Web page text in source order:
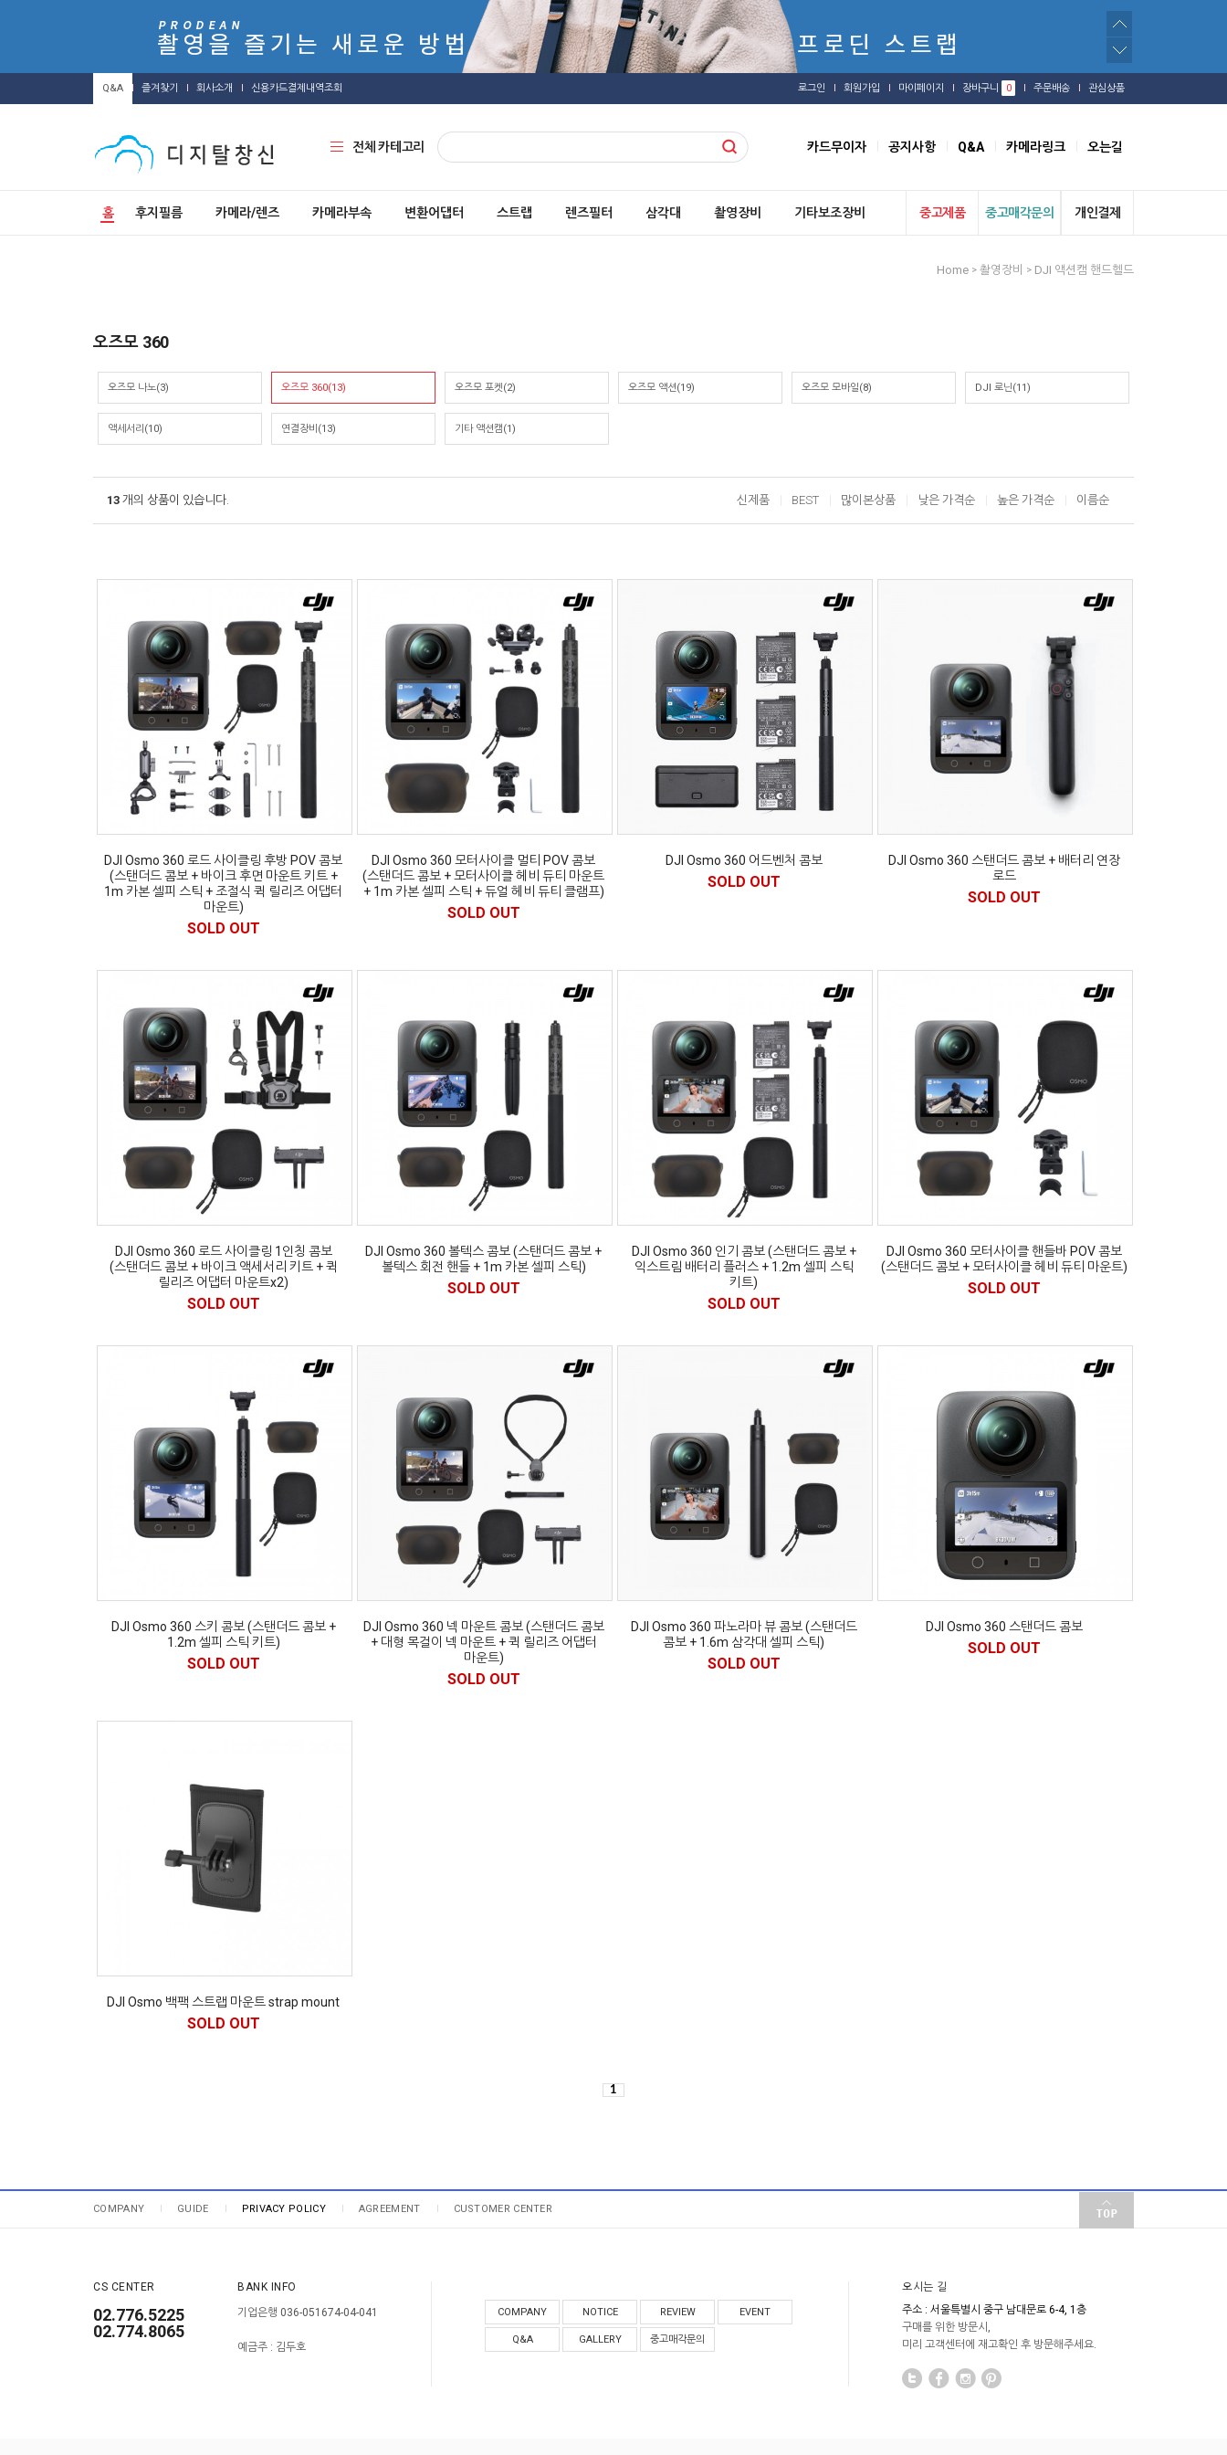
Q&A 즐겨찾기 회사소개 신용카드결제내역조회 로그인 회원가입 마이페이지 장바구니 0 주문배송 관심상품
전체 카테고리 카드무이자 공지사항 Q&A 카메라링크 오는길
홈 후지필름 카메라/렌즈 카메라부속 변환어댑터 스트랩 렌즈필터 삼각대 촬영장비 기타보조장비 중고제품 중고매각문의 개인결제
Home > 촬영장비 > DJI 액션캠 핸드헬드
오즈모 360
오즈모 나노(3) 오즈모 360(13) 오즈모 포켓(2) 오즈모 액션(19) 오즈모 모바일(8) DJI 로닌(11)
액세서리(10) 연결장비(13) 기타 액션캠(1)
13 개의 상품이 있습니다. 신제품 BEST 많이본상품 낮은 가격순 높은 가격순 이름순
DJI Osmo 360 로드 사이클링 후방 POV 콤보
(스탠더드 콤보 + 바이크 후면 마운트 키트 +
1m 카본 셀피 스틱 + 조절식 퀵 릴리즈 어댑터
마운트)
SOLD OUT
DJI Osmo 360 모터사이클 멀티 POV 콤보
(스탠더드 콤보 + 모터사이클 헤비 듀티 마운트
+ 1m 카본 셀피 스틱 + 듀얼 헤비 듀티 클램프)
SOLD OUT
DJI Osmo 360 어드벤처 콤보
SOLD OUT
DJI Osmo 360 스탠더드 콤보 + 배터리 연장
로드
SOLD OUT
DJI Osmo 360 로드 사이클링 1인칭 콤보
(스탠더드 콤보 + 바이크 액세서리 키트 + 퀵
릴리즈 어댑터 마운트x2)
SOLD OUT
DJI Osmo 360 볼텍스 콤보 (스탠더드 콤보 +
볼텍스 회전 핸들 + 1m 카본 셀피 스틱)
SOLD OUT
DJI Osmo 360 인기 콤보 (스탠더드 콤보 +
익스트림 배터리 플러스 + 1.2m 셀피 스틱
키트)
SOLD OUT
DJI Osmo 360 모터사이클 핸들바 POV 콤보
(스탠더드 콤보 + 모터사이클 헤비 듀티 마운트)
SOLD OUT
DJI Osmo 360 스키 콤보 (스탠더드 콤보 +
1.2m 셀피 스틱 키트)
SOLD OUT
DJI Osmo 360 넥 마운트 콤보 (스탠더드 콤보
+ 대형 목걸이 넥 마운트 + 퀵 릴리즈 어댑터
마운트)
SOLD OUT
DJI Osmo 360 파노라마 뷰 콤보 (스탠더드
콤보 + 1.6m 삼각대 셀피 스틱)
SOLD OUT
DJI Osmo 360 스탠더드 콤보
SOLD OUT
DJI Osmo 백팩 스트랩 마운트 strap mount
SOLD OUT
1
COMPANY GUIDE PRIVACY POLICY AGREEMENT CUSTOMER CENTER
CS CENTER
02.776.5225
02.774.8065
BANK INFO
기업은행 036-051674-04-041
예금주 : 김두호
COMPANY NOTICE REVIEW EVENT
Q&A GALLERY 중고매각문의
오시는 길
주소 : 서울특별시 중구 남대문로 6-4, 1층
구매를 위한 방문시,
미리 고객센터에 재고확인 후 방문해주세요.